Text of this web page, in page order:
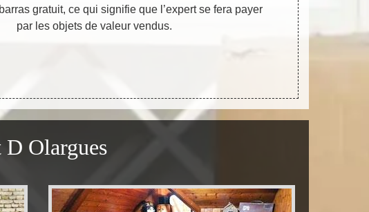
gratuit, ce qui signifie que l’expert se fera payer
par les objets de valeur vendus.
D Olargues